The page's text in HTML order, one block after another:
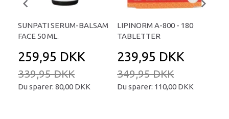
SUNPATI SERUM-BALSAM
FACE 50 ML.
259,95 DKK
339,95 DKK
Du sparer: 80,00 DKK
LIPINORM A-800 - 180
TABLETTER
239,95 DKK
349,95 DKK
Du sparer: 110,00 DKK